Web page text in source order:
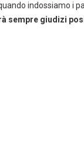
indossiamo i
sempre giudizi